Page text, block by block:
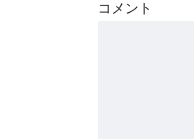
コメント